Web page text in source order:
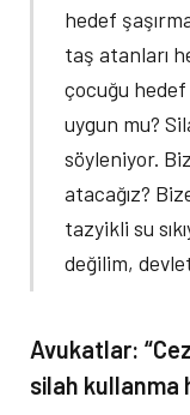
hedef
taş atanları
çocuğu
uygun mu?
söyleniyor.
atacağız?
tazyikli su
değilim,
Avukatlar:
silah kullanma